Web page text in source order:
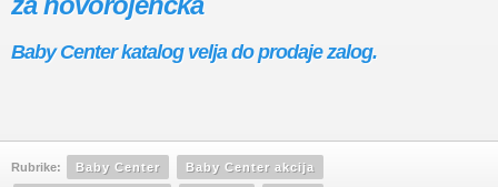
Baby Center katalog velja do prodaje zalog.
Rubrike: Baby Center Baby Center akcija